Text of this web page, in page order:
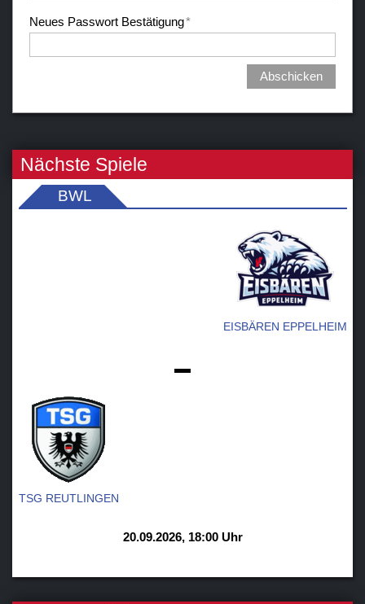
Neues Passwort Bestätigung*
Abschicken
Nächste Spiele
BWL
EISBÄREN EPPELHEIM
TSG REUTLINGEN
20.09.2026, 18:00 Uhr